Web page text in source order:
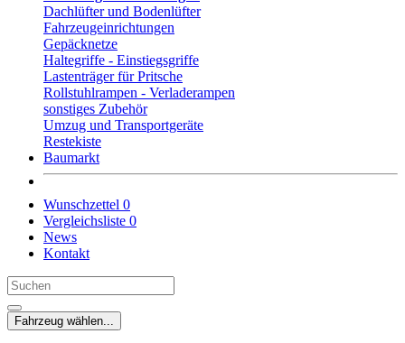
Dachlüfter und Bodenlüfter
Fahrzeugeinrichtungen
Gepäcknetze
Haltegriffe - Einstiegsgriffe
Lastenträger für Pritsche
Rollstuhlrampen - Verladerampen
sonstiges Zubehör
Umzug und Transportgeräte
Restekiste
Baumarkt
Wunschzettel 0
Vergleichsliste 0
News
Kontakt
Fahrzeug wählen...